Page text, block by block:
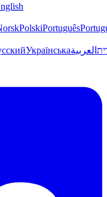
PolskiPortuguês
Українськаالعربية